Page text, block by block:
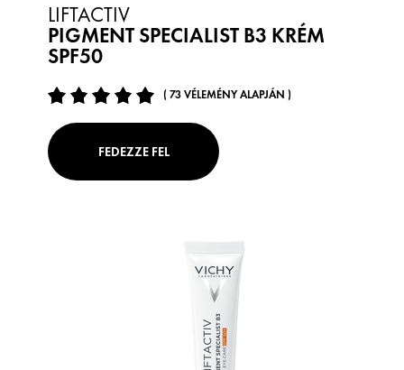
LIFTACTIV
PIGMENT SPECIALIST B3 KRÉM
SPF50
( 73 VÉLEMÉNY ALAPJÁN )
FEDEZZE FEL